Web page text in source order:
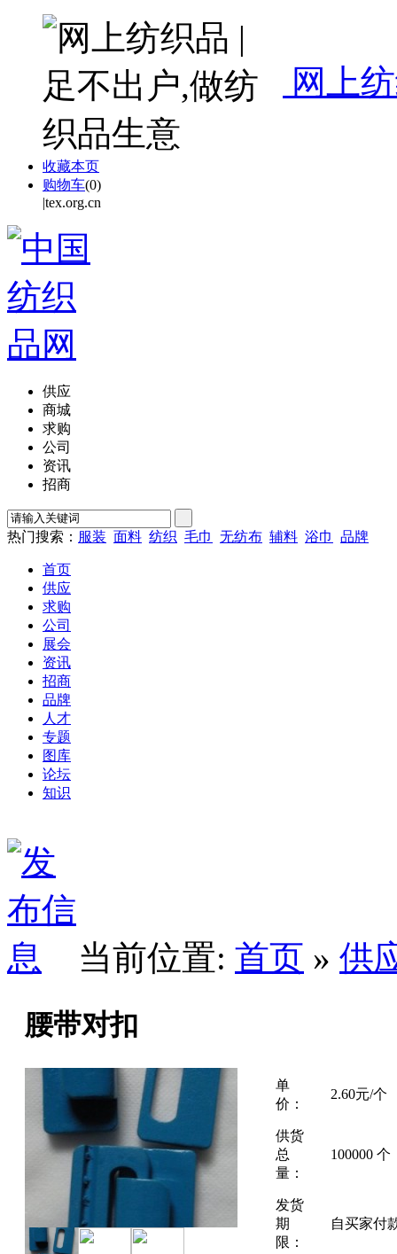
网上
收藏本页
购物车(0)
|tex.org.cn
供应
商城
求购
公司
资讯
招商
热门搜索： 服装 面料 纺织 毛巾 无纺布 辅料 浴巾 品牌
首页
供应
求购
公司
展会
资讯
招商
品牌
人才
专题
图库
论坛
知识
当前位置: 首页 » 供
腰带对扣
单
价：
2.60元/个
供货
总
量：
100000 个
发货
期
限：
自买家付